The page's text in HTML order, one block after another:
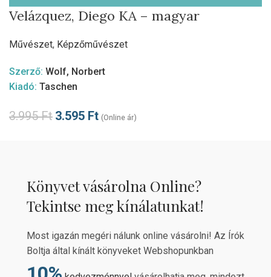
Velázquez, Diego KA – magyar
Művészet, Képzőművészet
Szerző: Wolf, Norbert
Kiadó: Taschen
3.995Ft 3.595 Ft (Online ár)
Könyvet vásárolna Online?
Tekintse meg kínálatunkat!
Most igazán megéri nálunk online vásárolni! Az Írók
Boltja által kínált könyveket Webshopunkban